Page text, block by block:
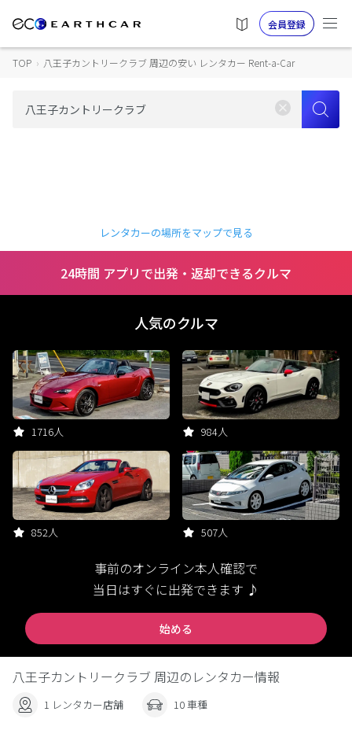
会員登録
TOP › 八王子カントリークラブ 周辺の安い レンタカー Rent-a-Car
レンタカーの場所をマップで見る
24時間 アプリで出発・返却できるクルマ
人気のクルマ
1716人 984人
852人 507人
事前のオンライン本人確認で
当日はすぐに出発できます ♪
始める
八王子カントリークラブ 周辺のレンタカー情報
1 レンタカー店舗 10 車種